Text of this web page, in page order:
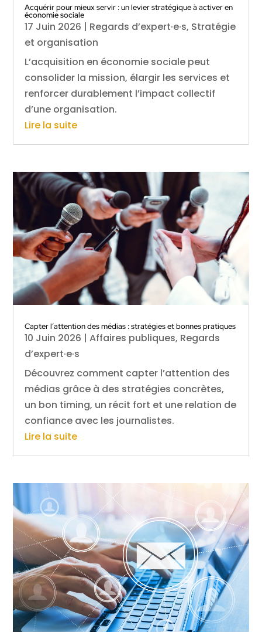
Acquérir pour mieux servir : un levier stratégique à activer en
économie sociale
17 Juin 2026 | Regards d’expert·e·s, Stratégie
et organisation
L’acquisition en économie sociale peut
consolider la mission, élargir les services et
renforcer durablement l’impact collectif
d’une organisation.
Lire la suite
Capter l’attention des médias : stratégies et bonnes pratiques
10 Juin 2026 |Affaires publiques, Regards
d’expert·e·s
Découvrez comment capter l’attention des
médias grâce à des stratégies concrètes,
un bon timing, un récit fort et une relation de
confiance avec les journalistes.
Lire la suite